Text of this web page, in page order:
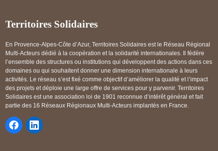
Territoires Solidaires
En Provence-Alpes-Côte d’Azur, Territoires Solidaires est le Réseau Régional
Multi-Acteurs dédié à la coopération et la solidarité internationales. Il fédère
l’ensemble des structures ou institutions qui développent des actions dans ces
domaines ou qui souhaitent donner une dimension internationale à leurs
activités. Le réseau s’est fixé comme objectif d’améliorer la qualité et l’impact
des projets et déploie une large offre de services pour y parvenir. Territoires
Solidaires est une association loi de 1901 reconnue d’intérêt général et fait
partie des 16 Réseaux Régionaux Multi-Acteurs implantés en France.